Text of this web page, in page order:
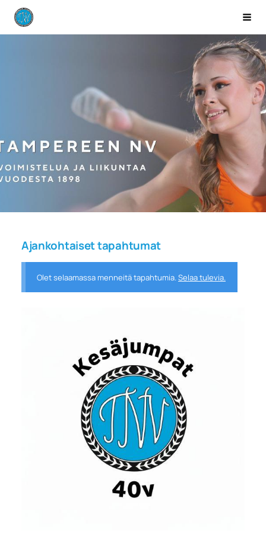
Siirry
sivun
sisältöön
Tampereen NV
Ajankohtaiset tapahtumat
Olet selaamassa menneitä tapahtumia. Selaa tulevia.